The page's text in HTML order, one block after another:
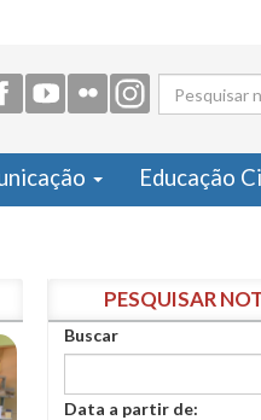
de
Educação
PESQUISAR
Buscar
Data a partir de: